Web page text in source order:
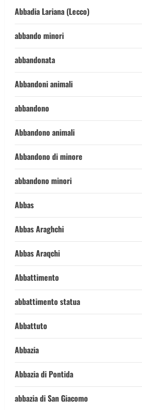
Abbadia Lariana (Lecco)
abbando minori
abbandonata
Abbandoni animali
abbandono
Abbandono animali
Abbandono di minore
abbandono minori
Abbas
Abbas Araghchi
Abbas Araqchi
Abbattimento
abbattimento statua
Abbattuto
Abbazia
Abbazia di Pontida
abbazia di San Giacomo